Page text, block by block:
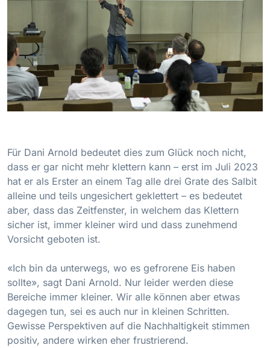
Für Dani Arnold bedeutet dies zum Glück noch nicht,
dass er gar nicht mehr klettern kann – erst im Juli 2023
hat er als Erster an einem Tag alle drei Grate des Salbit
alleine und teils ungesichert geklettert – es bedeutet
aber, dass das Zeitfenster, in welchem das Klettern
sicher ist, immer kleiner wird und dass zunehmend
Vorsicht geboten ist.
«Ich bin da unterwegs, wo es gefrorene Eis haben
sollte», sagt Dani Arnold. Nur leider werden diese
Bereiche immer kleiner. Wir alle können aber etwas
dagegen tun, sei es auch nur in kleinen Schritten.
Gewisse Perspektiven auf die Nachhaltigkeit stimmen
positiv, andere wirken eher frustrierend.